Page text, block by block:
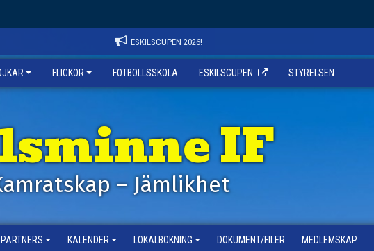
ESKILSCUPEN 2026!
FLICKOR FOTBOLLSSKOLA ESKILSCUPEN STYRELSEN
IF
– Jämlikhet
PARTNERS KALENDER LOKALBOKNING DOKUMENT/FILER MEDLEMSKAP